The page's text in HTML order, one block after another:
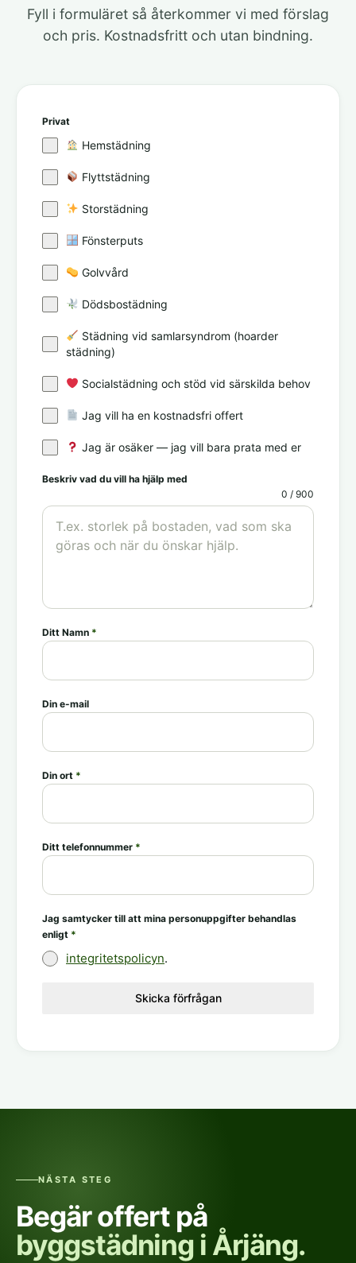
Fyll i formuläret så återkommer vi med förslag
och pris. Kostnadsfritt och utan bindning.
Privat
Hemstädning
Flyttstädning
Storstädning
Fönsterputs
Golvvård
Dödsbostädning
Städning vid samlarsyndrom (hoarder
städning)
Socialstädning och stöd vid särskilda behov
Jag vill ha en kostnadsfri offert
Jag är osäker — jag vill bara prata med er
Beskriv vad du vill ha hjälp med
0 / 900
Ditt Namn *
Din e-mail
Din ort *
Ditt telefonnummer *
Jag samtycker till att mina personuppgifter behandlas
enligt *
integritetspolicyn.
Skicka förfrågan
NÄSTA STEG
Begär offert på
byggstädning i Årjäng.